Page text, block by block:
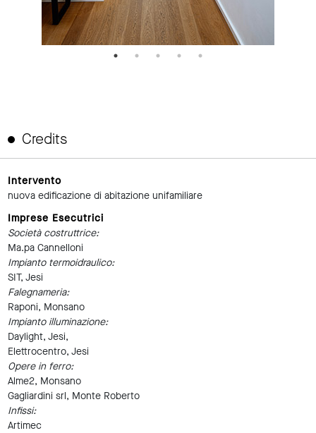
Credits
Intervento
nuova edificazione di abitazione unifamiliare
Imprese Esecutrici
Società costruttrice:
Ma.pa Cannelloni
Impianto termoidraulico:
SIT, Jesi
Falegnameria:
Raponi, Monsano
Impianto illuminazione:
Daylight, Jesi,
Elettrocentro, Jesi
Opere in ferro:
Alme2, Monsano
Gagliardini srl, Monte Roberto
Infissi:
Artimec